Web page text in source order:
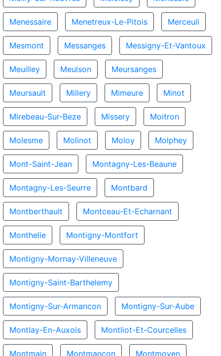
Menessaire Menetreux-Le-Pitois Merceuil
Mesmont Messanges Messigny-Et-Vantoux
Meuilley Meulson Meursanges
Meursault Millery Mimeure Minot
Mirebeau-Sur-Beze Missery Moitron
Molesme Molinot Moloy Molphey
Mont-Saint-Jean Montagny-Les-Beaune
Montagny-Les-Seurre Montbard
Montberthault Montceau-Et-Echarnant
Monthelie Montigny-Montfort
Montigny-Mornay-Villeneuve
Montigny-Saint-Barthelemy
Montigny-Sur-Armancon Montigny-Sur-Aube
Montlay-En-Auxois Montliot-Et-Courcelles
Montmain Montmancon Montmoyen